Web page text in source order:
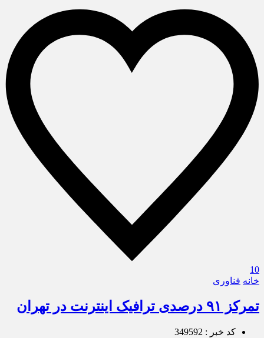
10
خانه فناوری
تمرکز ۹۱ درصدی ترافیک اینترنت در تهران
کد خبر : 349592